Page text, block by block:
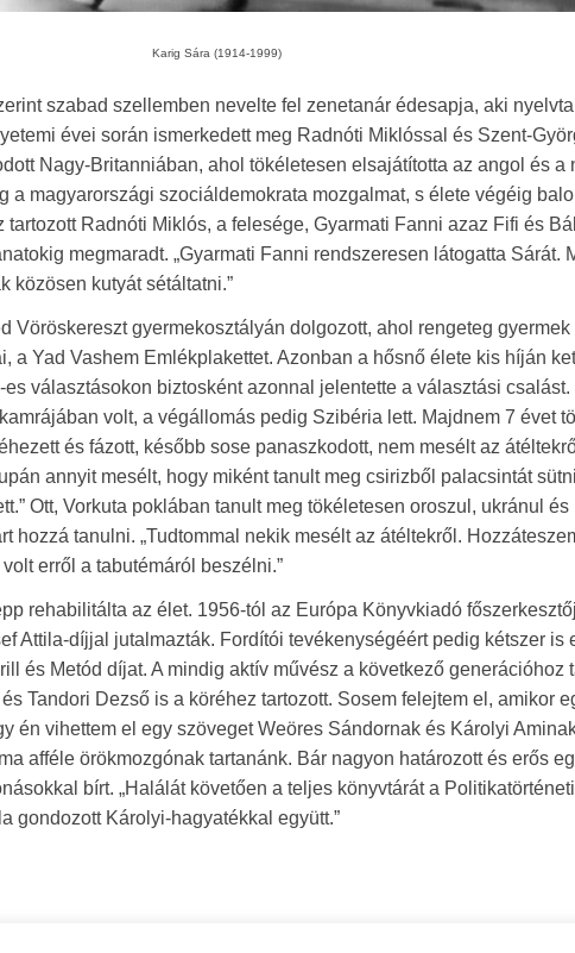
Karig Sára (1914-1999)
szabad szellemben nevelte fel zenetanár édesapja, aki
évei során ismerkedett meg Radnóti Miklóssal és Szent-
Nagy-Britanniában, ahol tökéletesen elsajátította az angol és a
a magyarországi szociáldemokrata mozgalmat, s élete végéig
tartozott Radnóti Miklós, a felesége, Gyarmati Fanni azaz Fifi és
megmaradt. „Gyarmati Fanni rendszeresen látogatta Sárát.
közösen kutyát sétáltatni.”
Vöröskereszt gyermekosztályán dolgozott, ahol rengeteg gyermek
a Yad Vashem Emlékplakettet. Azonban a hősnő élete kis híján
választásokon biztosként azonnal jelentette a választási csalást.
volt, a végállomás pedig Szibéria lett. Majdnem 7 évet
és fázott, később sose panaszkodott, nem mesélt az
annyit mesélt, hogy miként tanult meg csirizből palacsintát
Ott, Vorkuta poklában tanult meg tökéletesen oroszul, ukránul
hozzá tanulni. „Tudtommal nekik mesélt az átéltekről.
erről a tabutémáról beszélni.”
rehabilitálta az élet. 1956-tól az Európa Könyvkiadó
Attila-díjjal jutalmazták. Fordítói tevékenységéért pedig kétszer is
és Metód díjat. A mindig aktív művész a következő generációhoz
Tandori Dezső is a köréhez tartozott. Sosem felejtem el, amikor
én vihettem el egy szöveget Weöres Sándornak és Károlyi
afféle örökmozgónak tartanánk. Bár nagyon határozott és erős
bírt. „Halálát követően a teljes könyvtárát a
gondozott Károlyi-hagyatékkal együtt.”